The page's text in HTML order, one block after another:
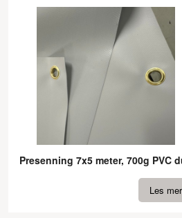
Presenning 7x5 meter, 700g PVC
Les mer